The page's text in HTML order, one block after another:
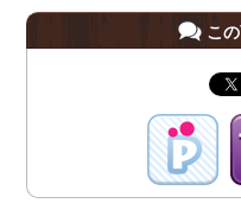
こ